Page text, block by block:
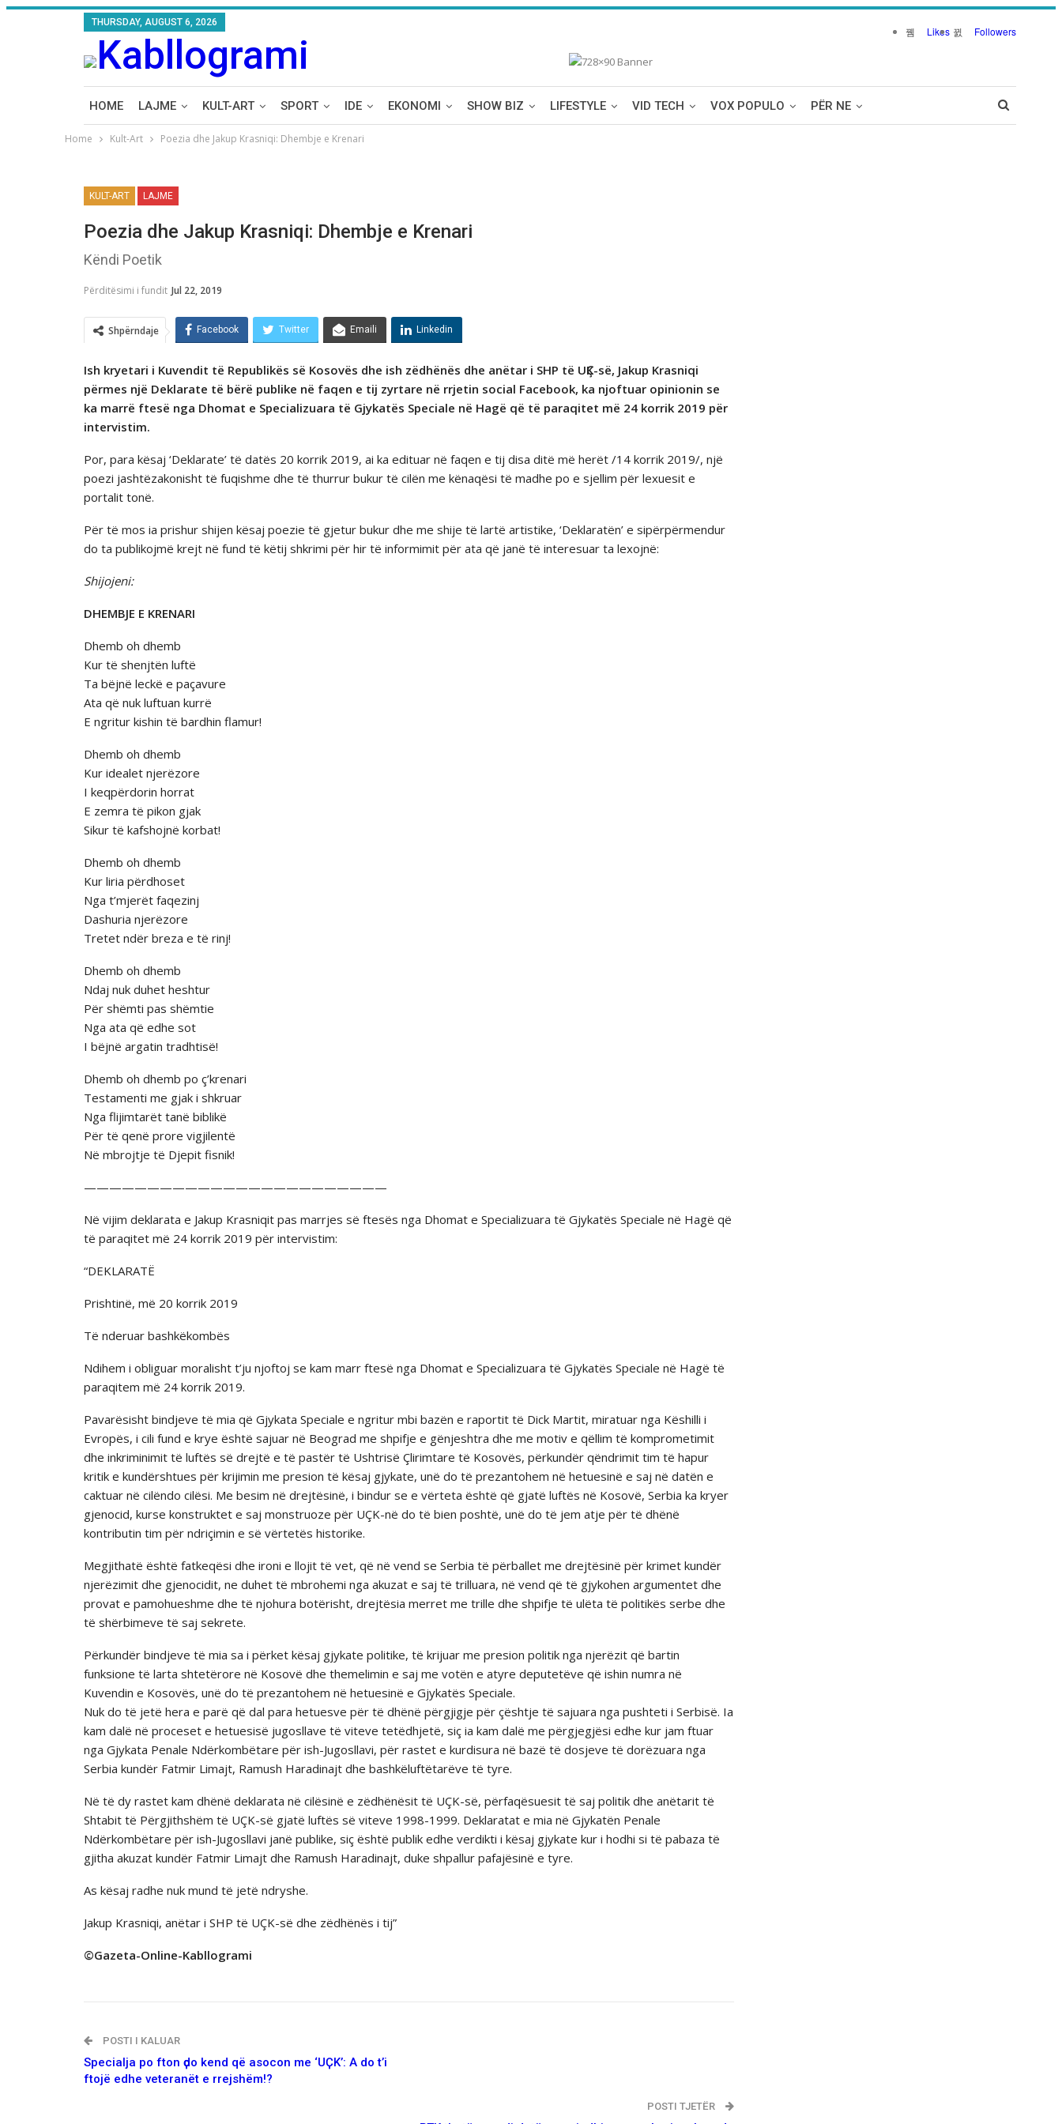
Likes Followers
THURSDAY, AUGUST 6, 2026
HOME LAJME KULT-ART SPORT IDE EKONOMI SHOW BIZ LIFESTYLE VID TECH VOX POPULO PËR NE
Home Kult-Art Poezia dhe Jakup Krasniqi: Dhembje e Krenari
KULT-ART LAJME
Poezia dhe Jakup Krasniqi: Dhembje e Krenari
Këndi Poetik
Përditësimi i fundit Jul 22, 2019
Shpërndaje Facebook Twitter Emaili Linkedin
Ish kryetari i Kuvendit të Republikës së Kosovës dhe ish zëdhënës dhe anëtar i SHP të UҪK-së, Jakup Krasniqi
përmes një Deklarate të bërë publike në faqen e tij zyrtare në rrjetin social Facebook, ka njoftuar opinionin se
ka marrë ftesë nga Dhomat e Specializuara të Gjykatës Speciale në Hagë që të paraqitet më 24 korrik 2019 për
intervistim.
Por, para kësaj ‘Deklarate’ të datës 20 korrik 2019, ai ka edituar në faqen e tij disa ditë më herët /14 korrik 2019/, një
poezi jashtëzakonisht të fuqishme dhe të thurrur bukur të cilën me kënaqësi të madhe po e sjellim për lexuesit e
portalit tonë.
Për të mos ia prishur shijen kësaj poezie të gjetur bukur dhe me shije të lartë artistike, ‘Deklaratën’ e sipërpërmendur
do ta publikojmë krejt në fund të këtij shkrimi për hir të informimit për ata që janë të interesuar ta lexojnë:
Shijojeni:
DHEMBJE E KRENARI
Dhemb oh dhemb
Kur të shenjtën luftë
Ta bëjnë leckë e paçavure
Ata që nuk luftuan kurrë
E ngritur kishin të bardhin flamur!
Dhemb oh dhemb
Kur idealet njerëzore
I keqpërdorin horrat
E zemra të pikon gjak
Sikur të kafshojnë korbat!
Dhemb oh dhemb
Kur liria përdhoset
Nga t’mjerët faqezinj
Dashuria njerëzore
Tretet ndër breza e të rinj!
Dhemb oh dhemb
Ndaj nuk duhet heshtur
Për shëmti pas shëmtie
Nga ata që edhe sot
I bëjnë argatin tradhtisë!
Dhemb oh dhemb po ç’krenari
Testamenti me gjak i shkruar
Nga flijimtarët tanë biblikë
Për të qenë prore vigjilentë
Në mbrojtje të Djepit fisnik!
————————————————————————
Në vijim deklarata e Jakup Krasniqit pas marrjes së ftesës nga Dhomat e Specializuara të Gjykatës Speciale në Hagë që
të paraqitet më 24 korrik 2019 për intervistim:
“DEKLARATË
Prishtinë, më 20 korrik 2019
Të nderuar bashkëkombës
Ndihem i obliguar moralisht t’ju njoftoj se kam marr ftesë nga Dhomat e Specializuara të Gjykatës Speciale në Hagë të
paraqitem më 24 korrik 2019.
Pavarësisht bindjeve të mia që Gjykata Speciale e ngritur mbi bazën e raportit të Dick Martit, miratuar nga Këshilli i
Evropës, i cili fund e krye është sajuar në Beograd me shpifje e gënjeshtra dhe me motiv e qëllim të komprometimit
dhe inkriminimit të luftës së drejtë e të pastër të Ushtrisë Çlirimtare të Kosovës, përkundër qëndrimit tim të hapur
kritik e kundërshtues për krijimin me presion të kësaj gjykate, unë do të prezantohem në hetuesinë e saj në datën e
caktuar në cilëndo cilësi. Me besim në drejtësinë, i bindur se e vërteta është që gjatë luftës në Kosovë, Serbia ka kryer
gjenocid, kurse konstruktet e saj monstruoze për UÇK-në do të bien poshtë, unë do të jem atje për të dhënë
kontributin tim për ndriçimin e së vërtetës historike.
Megjithatë është fatkeqësi dhe ironi e llojit të vet, që në vend se Serbia të përballet me drejtësinë për krimet kundër
njerëzimit dhe gjenocidit, ne duhet të mbrohemi nga akuzat e saj të trilluara, në vend që të gjykohen argumentet dhe
provat e pamohueshme dhe të njohura botërisht, drejtësia merret me trille dhe shpifje të ulëta të politikës serbe dhe
të shërbimeve të saj sekrete.
Përkundër bindjeve të mia sa i përket kësaj gjykate politike, të krijuar me presion politik nga njerëzit që bartin
funksione të larta shtetërore në Kosovë dhe themelimin e saj me votën e atyre deputetëve që ishin numra në
Kuvendin e Kosovës, unë do të prezantohem në hetuesinë e Gjykatës Speciale.
Nuk do të jetë hera e parë që dal para hetuesve për të dhënë përgjigje për çështje të sajuara nga pushteti i Serbisë. Ia
kam dalë në proceset e hetuesisë jugosllave të viteve tetëdhjetë, siç ia kam dalë me përgjegjësi edhe kur jam ftuar
nga Gjykata Penale Ndërkombëtare për ish-Jugosllavi, për rastet e kurdisura në bazë të dosjeve të dorëzuara nga
Serbia kundër Fatmir Limajt, Ramush Haradinajt dhe bashkëluftëtarëve të tyre.
Në të dy rastet kam dhënë deklarata në cilësinë e zëdhënësit të UÇK-së, përfaqësuesit të saj politik dhe anëtarit të
Shtabit të Përgjithshëm të UÇK-së gjatë luftës së viteve 1998-1999. Deklaratat e mia në Gjykatën Penale
Ndërkombëtare për ish-Jugosllavi janë publike, siç është publik edhe verdikti i kësaj gjykate kur i hodhi si të pabaza të
gjitha akuzat kundër Fatmir Limajt dhe Ramush Haradinajt, duke shpallur pafajësinë e tyre.
As kësaj radhe nuk mund të jetë ndryshe.
Jakup Krasniqi, anëtar i SHP të UÇK-së dhe zëdhënës i tij”
©Gazeta-Online-Kabllogrami
POSTI I KALUAR
Specialja po fton ҫdo kend që asocon me ‘UҪK’: A do t’i
ftojë edhe veteranët e rrejshëm!?
POSTI TJETËR